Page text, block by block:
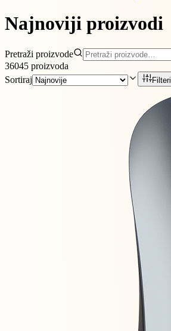
Najnoviji proizvodi
Pretraži proizvode
36045 proizvoda
Sortiraj
Filteri